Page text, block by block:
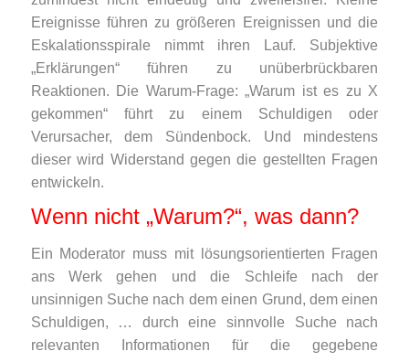
Ereignisse führen zu größeren Ereignissen und die
Eskalationsspirale nimmt ihren Lauf. Subjektive
„Erklärungen“ führen zu unüberbrückbaren
Reaktionen. Die Warum-Frage: „Warum ist es zu X
gekommen“ führt zu einem Schuldigen oder
Verursacher, dem Sündenbock. Und mindestens
dieser wird Widerstand gegen die gestellten Fragen
entwickeln.
Wenn nicht „Warum?“, was dann?
Ein Moderator muss mit lösungsorientierten Fragen
ans Werk gehen und die Schleife nach der
unsinnigen Suche nach dem einen Grund, dem einen
Schuldigen, … durch eine sinnvolle Suche nach
relevanten Informationen für die gegebene